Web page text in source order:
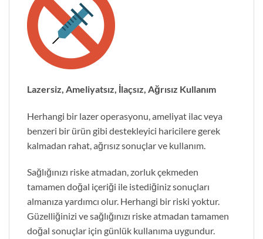
Lazersiz, Ameliyatsız, İlaçsız, Ağrısız Kullanım
Herhangi bir lazer operasyonu, ameliyat ilac veya
benzeri bir ürün gibi destekleyici haricilere gerek
kalmadan rahat, ağrısız sonuçlar ve kullanım.
Sağlığınızı riske atmadan, zorluk çekmeden
tamamen doğal içeriği ile istediğiniz sonuçları
almanıza yardımcı olur. Herhangi bir riski yoktur.
Güzelliğinizi ve sağlığınızı riske atmadan tamamen
doğal sonuçlar için günlük kullanıma uygundur.